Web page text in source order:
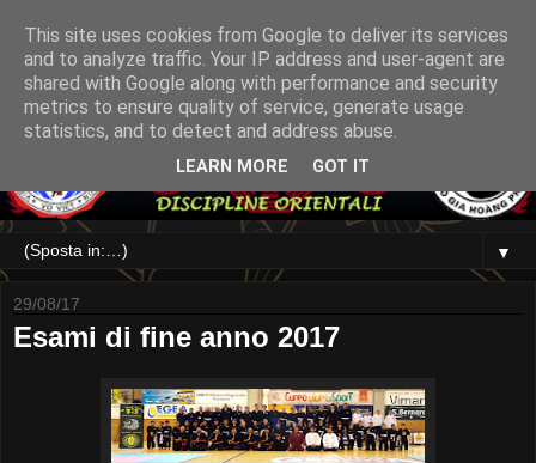
▼
29/08/17
Esami di fine anno 2017
This site uses cookies from Google to deliver its services
and to analyze traffic. Your IP address and user-agent are
shared with Google along with performance and security
metrics to ensure quality of service, generate usage
statistics, and to detect and address abuse.
LEARN MORE GOT IT